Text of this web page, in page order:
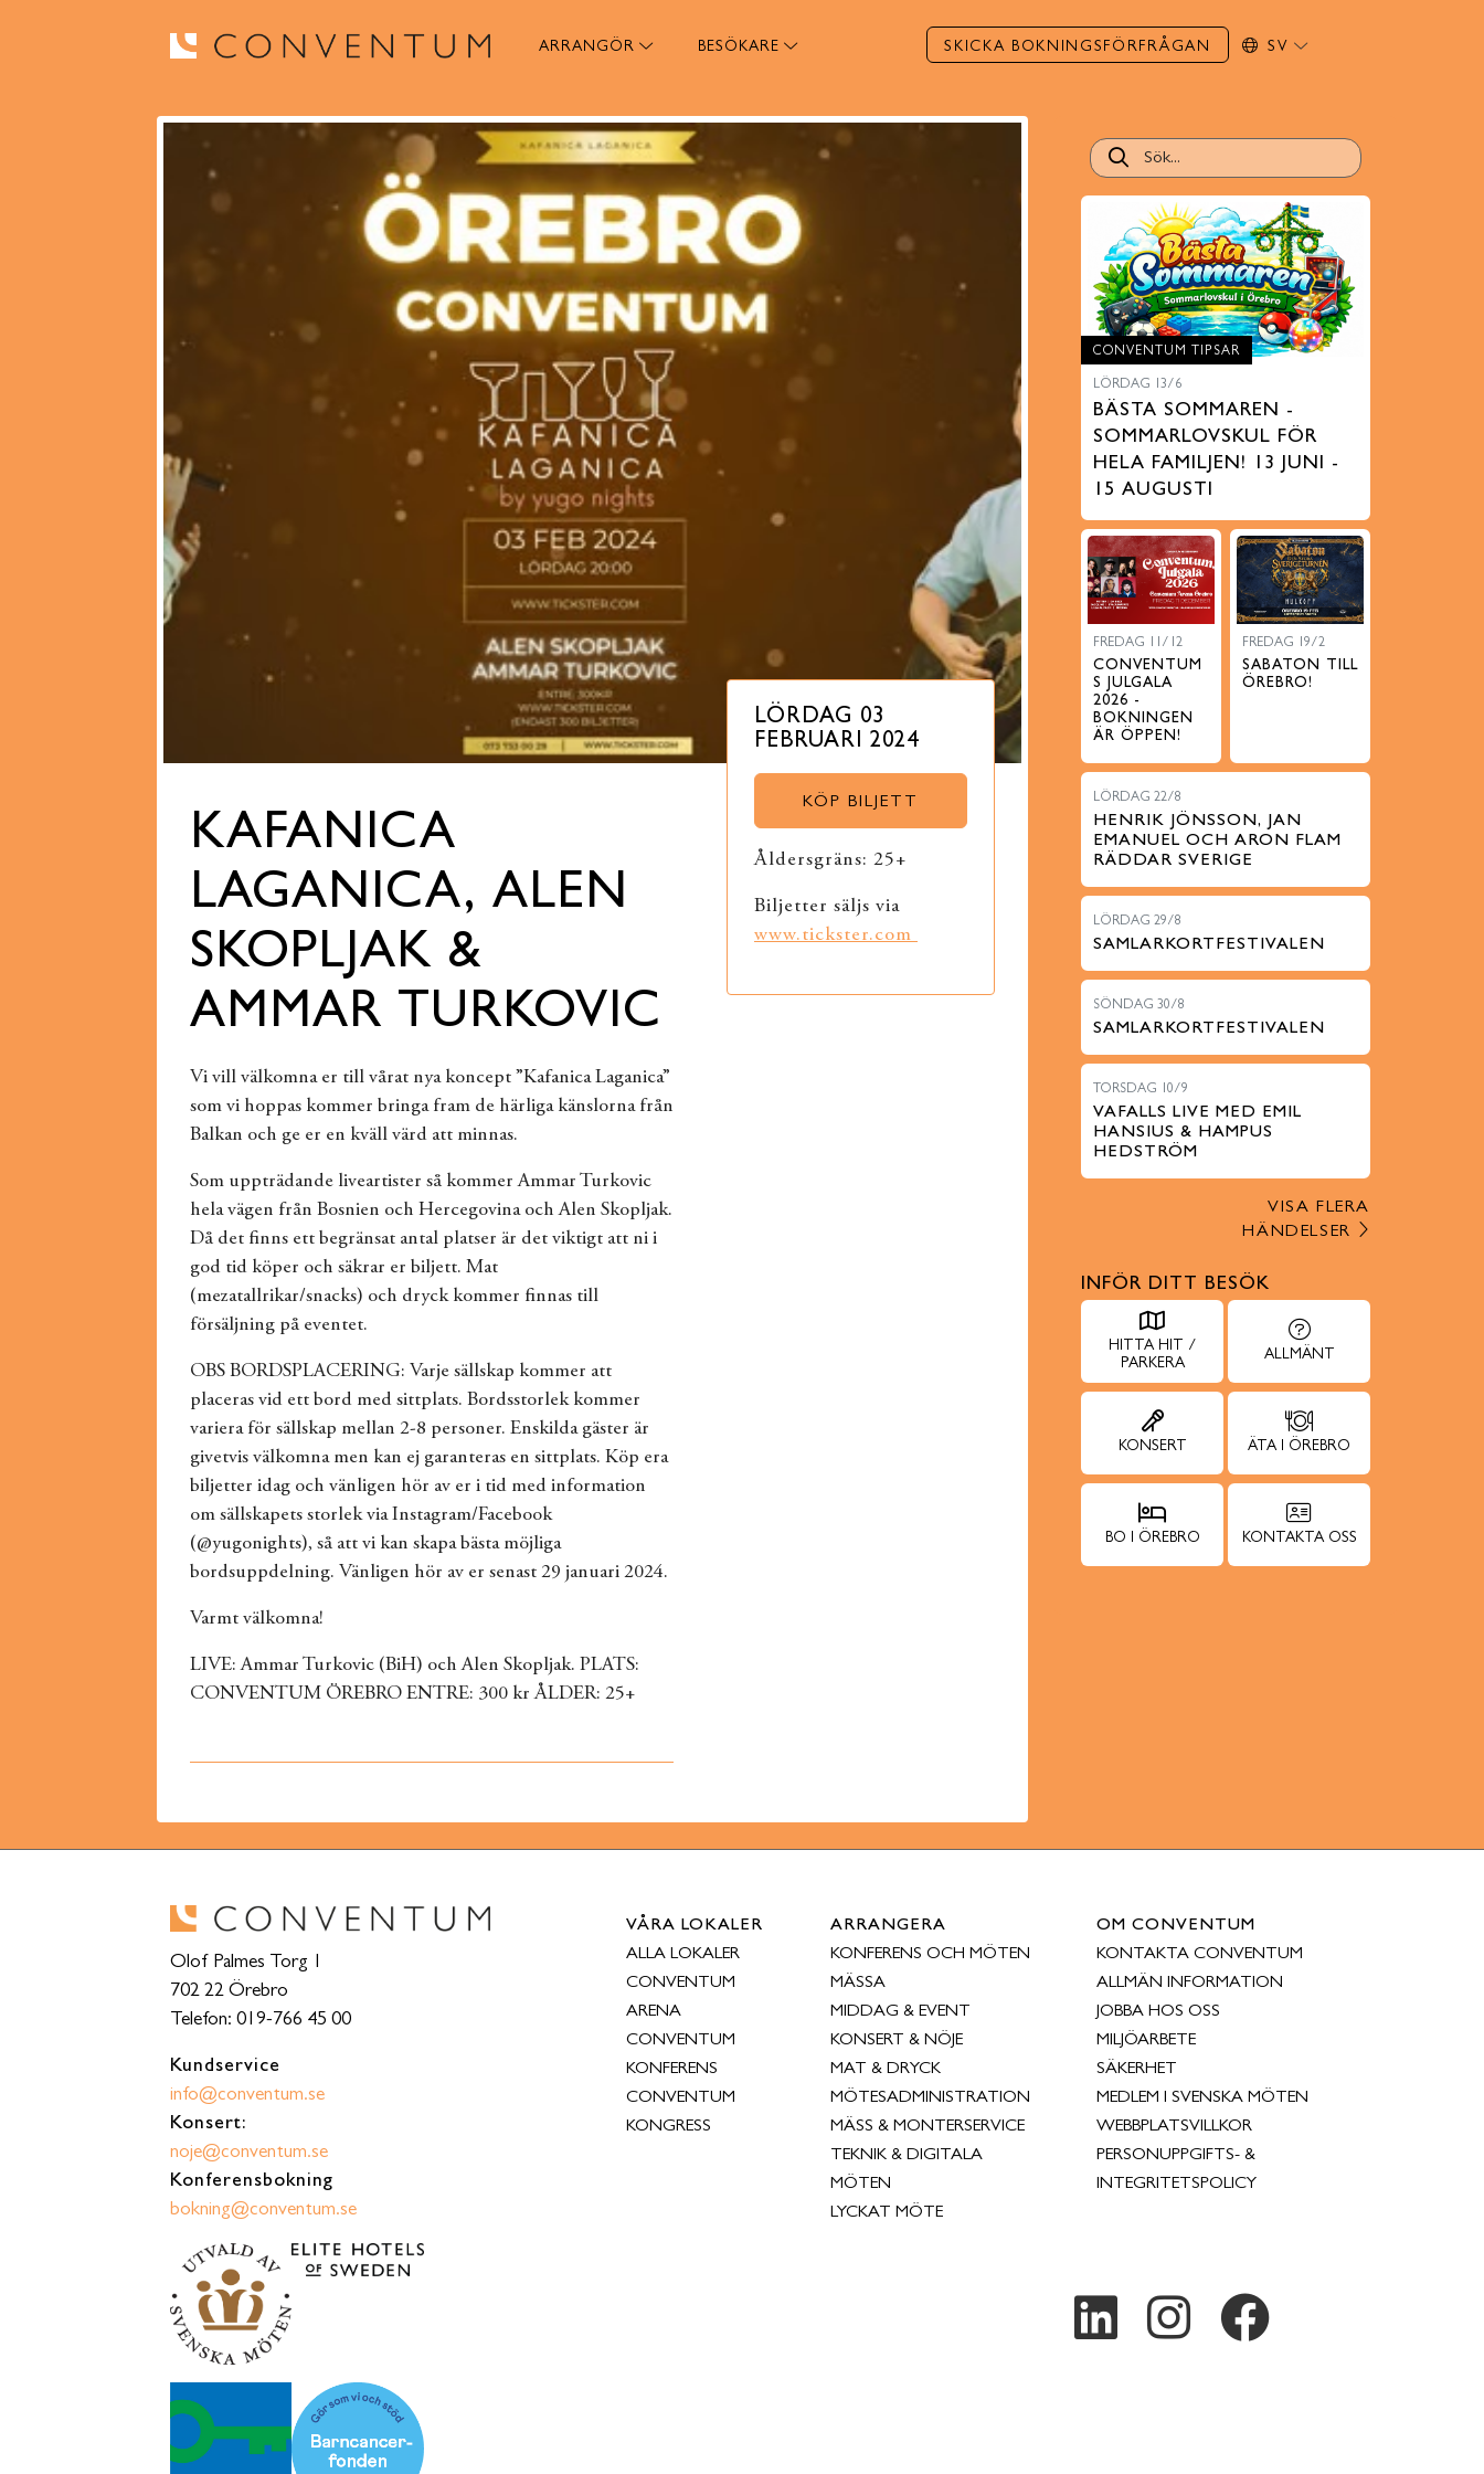
ARRANGÖR BESÖKARE SKICKA BOKNINGSFÖRFRÅGAN SV
KAFANICA
LAGANICA, ALEN
SKOPLJAK &
AMMAR TURKOVIC
Vi vill välkomna er till vårat nya koncept ”Kafanica Laganica”
som vi hoppas kommer bringa fram de härliga känslorna från
Balkan och ge er en kväll värd att minnas.
Som uppträdande liveartister så kommer Ammar Turkovic
hela vägen från Bosnien och Hercegovina och Alen Skopljak.
Då det finns ett begränsat antal platser är det viktigt att ni i
god tid köper och säkrar er biljett. Mat
(mezatallrikar/snacks) och dryck kommer finnas till
försäljning på eventet.
OBS BORDSPLACERING: Varje sällskap kommer att
placeras vid ett bord med sittplats. Bordsstorlek kommer
variera för sällskap mellan 2-8 personer. Enskilda gäster är
givetvis välkomna men kan ej garanteras en sittplats. Köp era
biljetter idag och vänligen hör av er i tid med information
om sällskapets storlek via Instagram/Facebook
(@yugonights), så att vi kan skapa bästa möjliga
bordsuppdelning. Vänligen hör av er senast 29 januari 2024.
Varmt välkomna!
LIVE: Ammar Turkovic (BiH) och Alen Skopljak. PLATS:
CONVENTUM ÖREBRO ENTRE: 300 kr ÅLDER: 25+
LÖRDAG 03
FEBRUARI 2024
KÖP BILJETT
Åldersgräns: 25+
Biljetter säljs via
www.tickster.com
CONVENTUM TIPSAR
LÖRDAG 13/6
BÄSTA SOMMAREN -
SOMMARLOVSKUL FÖR
HELA FAMILJEN! 13 JUNI -
15 AUGUSTI
FREDAG 11/12
CONVENTUM
S JULGALA
2026 -
BOKNINGEN
ÄR ÖPPEN!
FREDAG 19/2
SABATON TILL
ÖREBRO!
LÖRDAG 22/8
HENRIK JÖNSSON, JAN
EMANUEL OCH ARON FLAM
RÄDDAR SVERIGE
LÖRDAG 29/8
SAMLARKORTFESTIVALEN
SÖNDAG 30/8
SAMLARKORTFESTIVALEN
TORSDAG 10/9
VAFALLS LIVE MED EMIL
HANSIUS & HAMPUS
HEDSTRÖM
VISA FLERA
HÄNDELSER
INFÖR DITT BESÖK
HITTA HIT /
PARKERA
ALLMÄNT
KONSERT ÄTA I ÖREBRO
BO I ÖREBRO KONTAKTA OSS
Olof Palmes Torg 1
702 22 Örebro
Telefon: 019-766 45 00
Kundservice
info@conventum.se
Konsert:
noje@conventum.se
Konferensbokning
bokning@conventum.se
VÅRA LOKALER
ALLA LOKALER
CONVENTUM
ARENA
CONVENTUM
KONFERENS
CONVENTUM
KONGRESS
ARRANGERA
KONFERENS OCH MÖTEN
MÄSSA
MIDDAG & EVENT
KONSERT & NÖJE
MAT & DRYCK
MÖTESADMINISTRATION
MÄSS & MONTERSERVICE
TEKNIK & DIGITALA
MÖTEN
LYCKAT MÖTE
OM CONVENTUM
KONTAKTA CONVENTUM
ALLMÄN INFORMATION
JOBBA HOS OSS
MILJÖARBETE
SÄKERHET
MEDLEM I SVENSKA MÖTEN
WEBBPLATSVILLKOR
PERSONUPPGIFTS- &
INTEGRITETSPOLICY